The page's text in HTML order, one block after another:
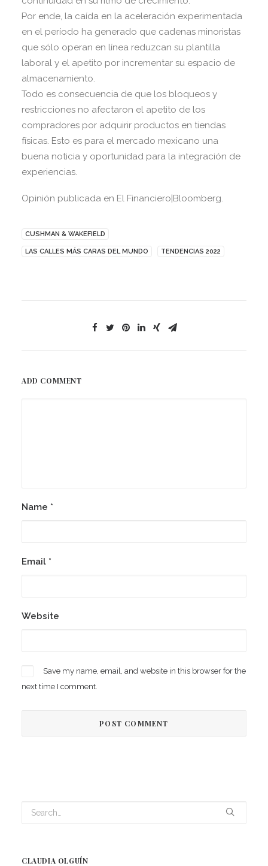
Por ende, la caída en la aceleración experimentada
en el período ha generado que cadenas minoristas
que sólo operan en línea reduzcan su plantilla
laboral y el apetito por incrementar su espacio de
almacenamiento.
Todo es consecuencia de que los bloqueos y
restricciones no afectaron el apetito de los
compradores por adquirir productos en tiendas
físicas. Esto es para el mercado mexicano una
buena noticia y oportunidad para la integración de
experiencias.
Opinión publicada en El Financiero|Bloomberg.
CUSHMAN & WAKEFIELD
LAS CALLES MÁS CARAS DEL MUNDO TENDENCIAS 2022
ADD COMMENT
Name *
Email *
Website
Save my name, email, and website in this browser for the
next time I comment.
CLAUDIA OLGUÍN